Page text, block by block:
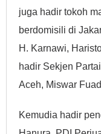
juga hadir tokoh
berdomisili di
H. Karnawi,
hadir Sekjen
Aceh, Miswar
Kemudia hadir